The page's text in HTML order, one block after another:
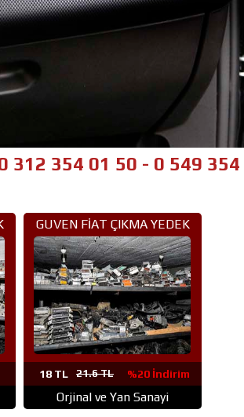
01 50 - 0 549 354 01 50
GUVEN FİAT ÇIKMA YEDEK
PARÇA ANKARA (6)
18 TL 21.6 TL %20 İndirim
Orjinal ve Yan Sanayi